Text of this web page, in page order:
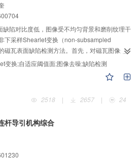
圆弧齿线圆柱齿轮振动模型的建立、求解和参
同参数下的振动响应趋势预测以及降噪提供
缺陷对比度低，图像受不均匀背景和磨削纹理干
下采样Shearlet变换（non-subsampled
磁瓦表面缺陷检测方法。首先，对磁瓦图像进
一个低频子带图像及多个频率和方向变化的高
频域表现出的不同特征进行针对性的处理，在
像和列均值线图像，将列均值线图像沿行均值
应阈值对低频子带进行滤波，以去除不均匀
下各高频子带系数中微弱缺陷信号的方差较
系数方差和能量的综合高频缺陷识别算子，滤
声干扰被充分抑制的高对比度图像，并采用
变换;自适应阈值面;图像去噪;缺陷检测
2518
| 2657 | 24
杆导引机构综合